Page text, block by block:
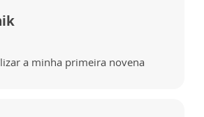
a minha primeira novena